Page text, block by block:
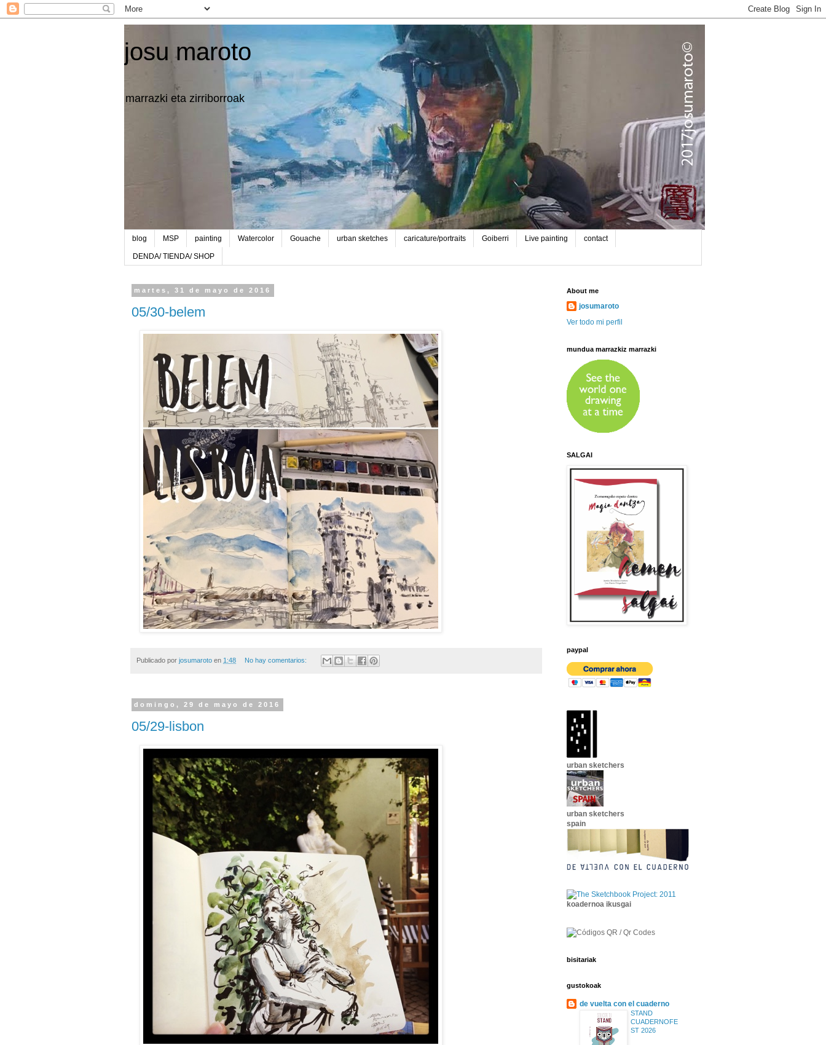
josu maroto
marrazki eta zirriborroak
blog MSP painting Watercolor Gouache urban sketches caricature/portraits Goiberri Live painting contact
DENDA/ TIENDA/ SHOP
martes, 31 de mayo de 2016
05/30-belem
Publicado por josumaroto en 1:48 No hay comentarios:
domingo, 29 de mayo de 2016
05/29-lisbon
About me
josumaroto
Ver todo mi perfil
mundua marrazkiz marrazki
SALGAI
paypal
urban sketchers
urban sketchers
spain
koadernoa ikusgai
bisitariak
gustokoak
de vuelta con el cuaderno
STAND
CUADERNOFE
ST 2026